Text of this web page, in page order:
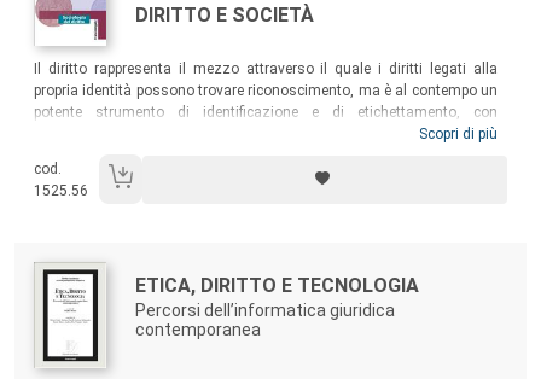
DIRITTO E SOCIETÀ
Sommario:
Il diritto rappresenta il mezzo attraverso il quale i diritti legati alla
propria identità possono trovare riconoscimento, ma è al contempo un
potente strumento di identificazione e di etichettamento, con
conseguenze tutt’altro che trascurabili per le persone in termini di
con riferimento al contesto italiano, analizza il ruolo degli operatori del
diritto – giudice e legislatore in particolare – nel riconoscere i diritti e
Scopri di più
cod.
1525.56
Autori:
Titolo:
ETICA, DIRITTO E TECNOLOGIA
Percorsi dell’informatica giuridica
contemporanea